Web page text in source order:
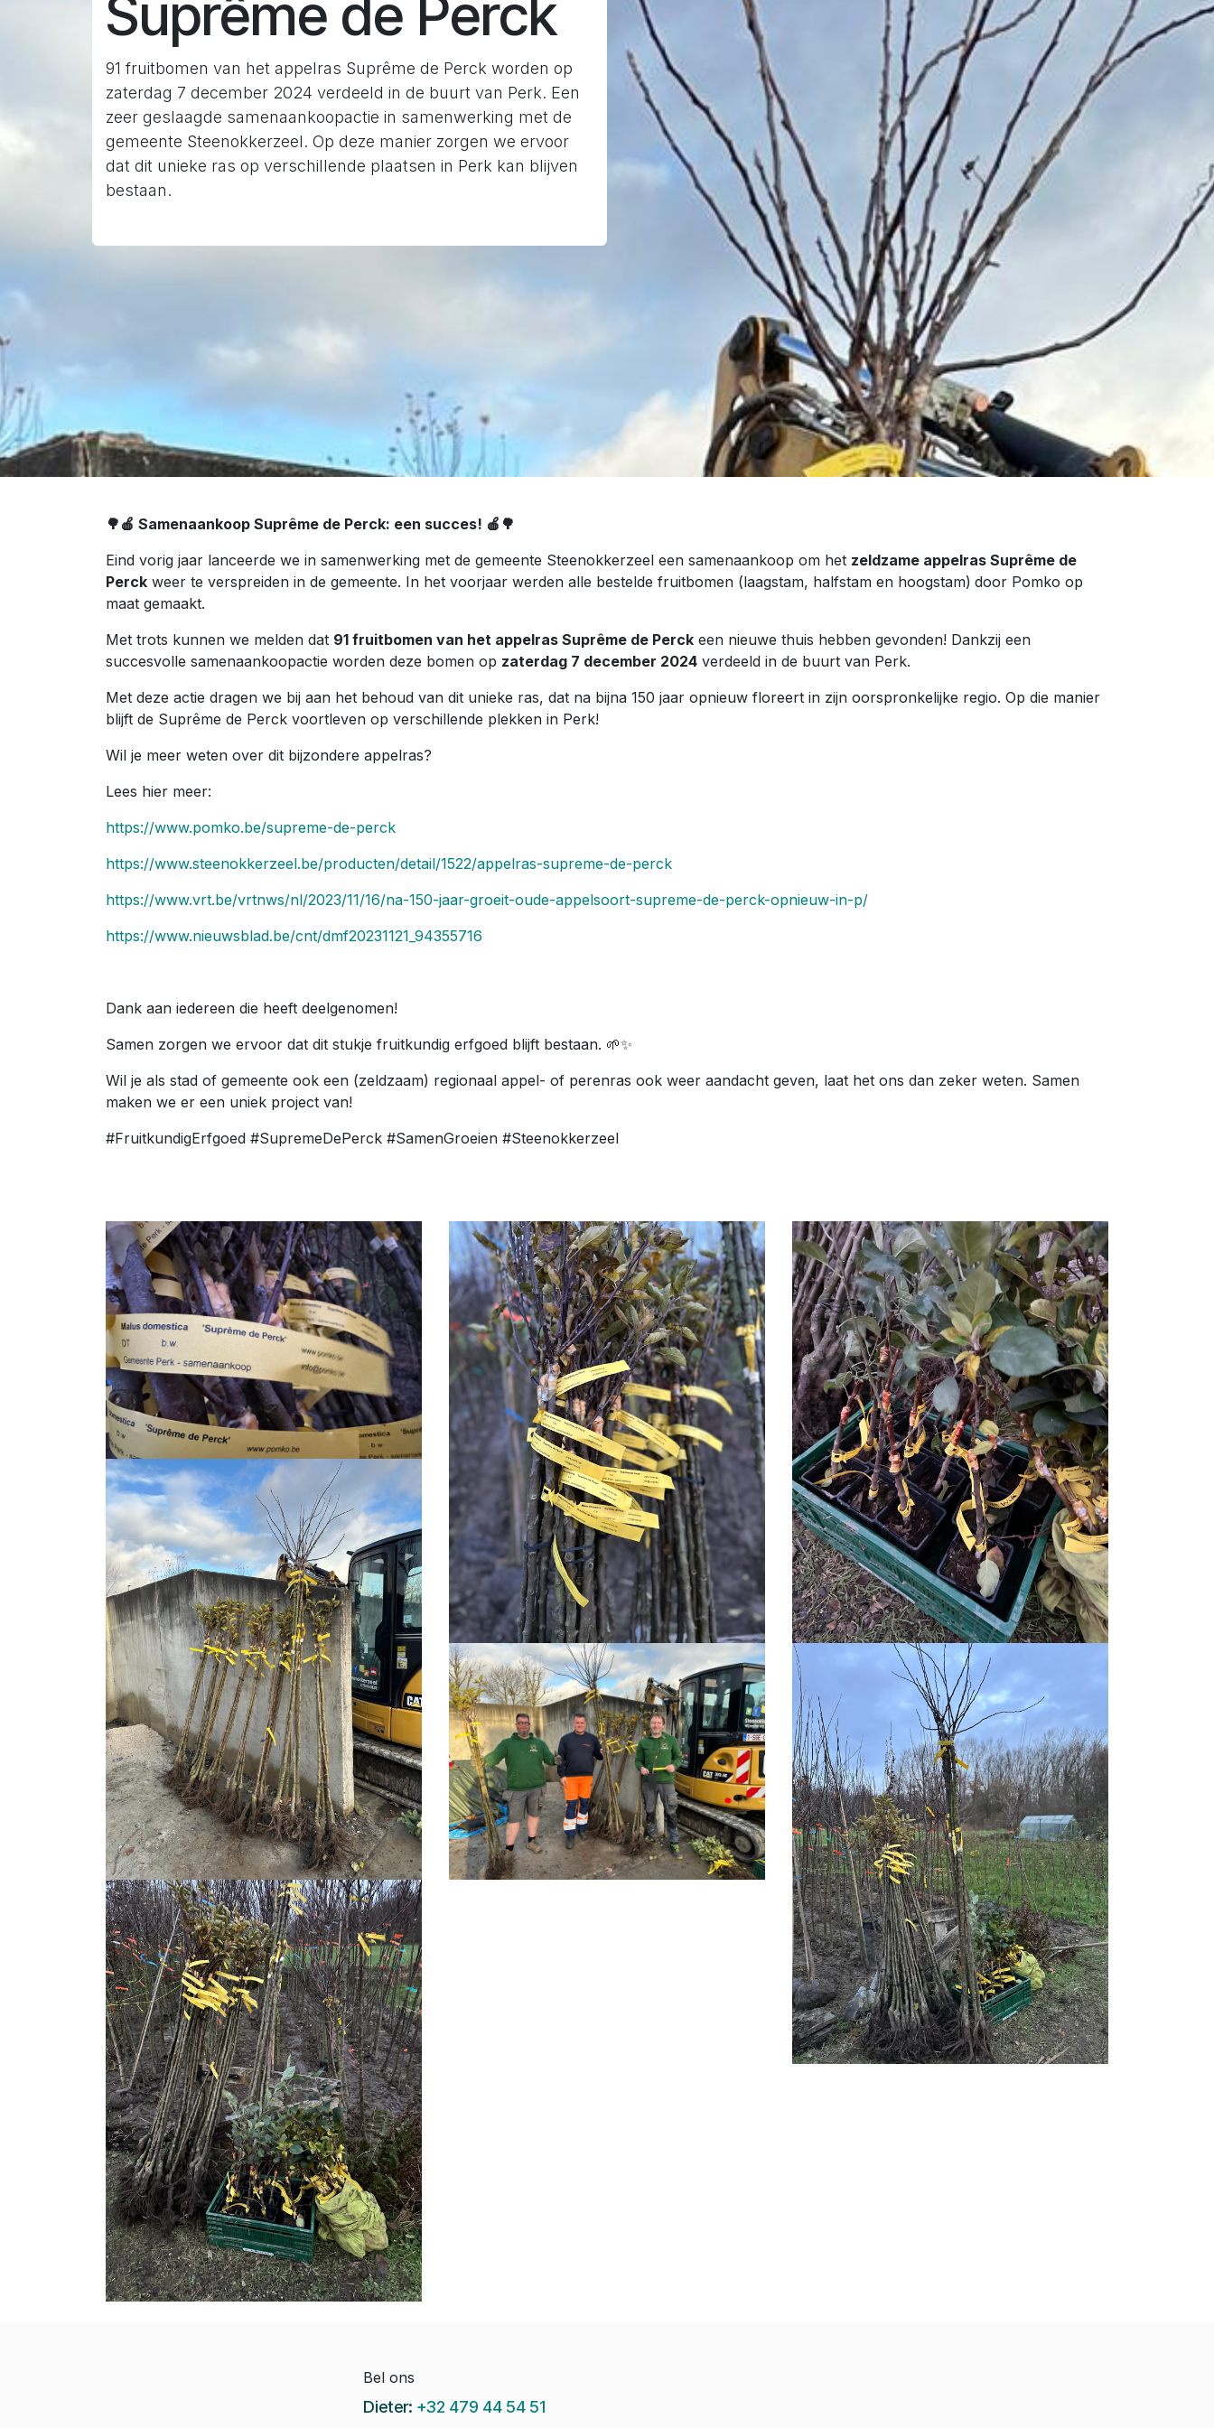
Suprême de Perck
91 fruitbomen van het appelras Suprême de Perck worden op
zaterdag 7 december 2024 verdeeld in de buurt van Perk. Een
zeer geslaagde samenaankoopactie in samenwerking met de
gemeente Steenokkerzeel. Op deze manier zorgen we ervoor
dat dit unieke ras op verschillende plaatsen in Perk kan blijven
bestaan.
🌳🍎 Samenaankoop Suprême de Perck: een succes! 🍎🌳
Eind vorig jaar lanceerde we in samenwerking met de gemeente Steenokkerzeel een samenaankoop om het zeldzame appelras Suprême de
Perck weer te verspreiden in de gemeente. In het voorjaar werden alle bestelde fruitbomen (laagstam, halfstam en hoogstam) door Pomko op
maat gemaakt.
Met trots kunnen we melden dat 91 fruitbomen van het appelras Suprême de Perck een nieuwe thuis hebben gevonden! Dankzij een
succesvolle samenaankoopactie worden deze bomen op zaterdag 7 december 2024 verdeeld in de buurt van Perk.
Met deze actie dragen we bij aan het behoud van dit unieke ras, dat na bijna 150 jaar opnieuw floreert in zijn oorspronkelijke regio. Op die manier
blijft de Suprême de Perck voortleven op verschillende plekken in Perk!
Wil je meer weten over dit bijzondere appelras?
Lees hier meer:
https://www.pomko.be/supreme-de-perck
https://www.steenokkerzeel.be/producten/detail/1522/appelras-supreme-de-perck
https://www.vrt.be/vrtnws/nl/2023/11/16/na-150-jaar-groeit-oude-appelsoort-supreme-de-perck-opnieuw-in-p/
https://www.nieuwsblad.be/cnt/dmf20231121_94355716
Dank aan iedereen die heeft deelgenomen!
Samen zorgen we ervoor dat dit stukje fruitkundig erfgoed blijft bestaan. 🌱✨
Wil je als stad of gemeente ook een (zeldzaam) regionaal appel- of perenras ook weer aandacht geven, laat het ons dan zeker weten. Samen
maken we er een uniek project van!
#FruitkundigErfgoed #SupremeDePerck #SamenGroeien #Steenokkerzeel
Bel ons
Dieter: +32 479 44 54 51